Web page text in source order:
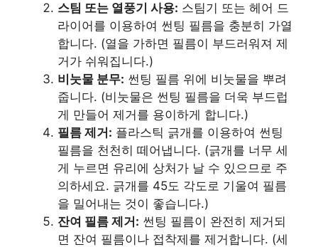
스팀 또는 열풍기 사용: 스팀기 또는 헤어 드
라이어를 이용하여 썬팅 필름을 충분히 가열
합니다. (열을 가하면 필름이 부드러워져 제
거가 쉬워집니다.)
비눗물 분무: 썬팅 필름 위에 비눗물을 뿌려
줍니다. (비눗물은 썬팅 필름을 더욱 부드럽
게 만들어 제거를 용이하게 합니다.)
필름 제거: 플라스틱 긁개를 이용하여 썬팅
필름을 천천히 떼어냅니다. (긁개를 너무 세
게 누르면 유리에 상처가 날 수 있으므로 주
의하세요. 긁개를 45도 각도로 기울여 필름
을 밀어내는 것이 좋습니다.)
잔여 필름 제거: 썬팅 필름이 완전히 제거되
면 잔여 필름이나 접착제를 제거합니다. (세